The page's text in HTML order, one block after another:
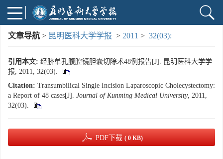
文章导航 > 昆明医科大学学报 > 2011 > 32(03):
引用本文: 经脐单孔腹腔镜胆囊切除术48例报告[J]. 昆明医科大学学
报, 2011, 32(03).
Citation: Transumbilical Single Incision Laparoscopic Cholecystectomy:
a Report of 48 cases[J]. Journal of Kunming Medical University, 2011,
32(03).
PDF下载 ( 0 KB)